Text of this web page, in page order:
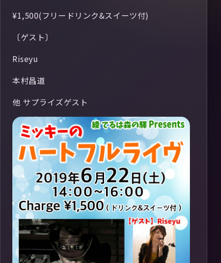
¥1,500(フリードリンク&スイーツ付)
〔ゲスト〕
Riseyu
本村昌道
他 サプライズゲスト